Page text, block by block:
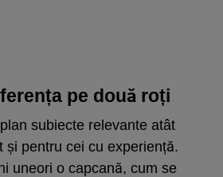
pe două roți
subiecte relevante atât
pentru cei cu experiență.
uneori o capcană, cum se